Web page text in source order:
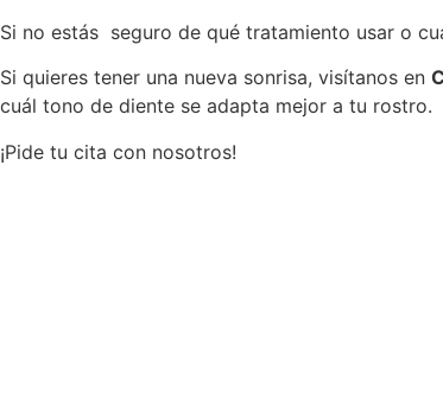
Si no estás seguro de qué tratamiento usar o
Si quieres tener una nueva sonrisa, visítanos en
cuál tono de diente se adapta mejor a tu rostro.
¡Pide tu cita con nosotros!